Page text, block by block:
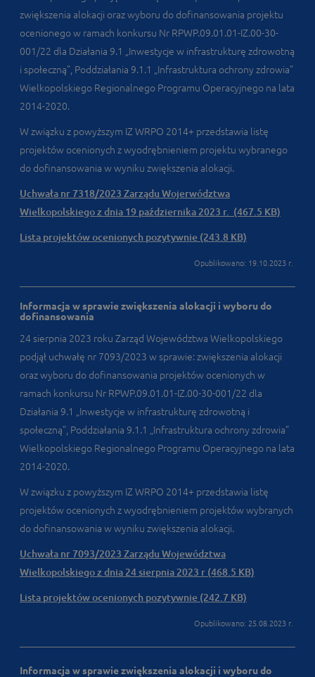
zwiększenia alokacji oraz wyboru do dofinansowania projektu
ocenionego w ramach konkursu Nr RPWP.09.01.01-IZ.00-30-
001/22 dla Działania 9.1 „Inwestycje w infrastrukturę zdrowotną
i społeczną”, Poddziałania 9.1.1 „Infrastruktura ochrony zdrowia”
Wielkopolskiego Regionalnego Programu Operacyjnego na lata
2014-2020.
W związku z powyższym IZ WRPO 2014+ przedstawia listę
projektów ocenionych z wyodrębnieniem projektu wybranego
do dofinansowania w wyniku zwiększenia alokacji.
Uchwała nr 7318/2023 Zarządu Wojerwództwa
Wielkopolskiego z dnia 19 października 2023 r. (467.5 KB)
Lista projektów ocenionych pozytywnie (243.8 KB)
Opublikowano: 19.10.2023 r.
Informacja w sprawie zwiększenia alokacji i wyboru do
dofinansowania
24 sierpnia 2023 roku Zarząd Województwa Wielkopolskiego
podjął uchwałę nr 7093/2023 w sprawie: zwiększenia alokacji
oraz wyboru do dofinansowania projektów ocenionych w
ramach konkursu Nr RPWP.09.01.01-IZ.00-30-001/22 dla
Działania 9.1 „Inwestycje w infrastrukturę zdrowotną i
społeczną”, Poddziałania 9.1.1 „Infrastruktura ochrony zdrowia”
Wielkopolskiego Regionalnego Programu Operacyjnego na lata
2014-2020.
W związku z powyższym IZ WRPO 2014+ przedstawia listę
projektów ocenionych z wyodrębnieniem projektów wybranych
do dofinansowania w wyniku zwiększenia alokacji.
Uchwała nr 7093/2023 Zarządu Województwa
Wielkopolskiego z dnia 24 sierpnia 2023 r (468.5 KB)
Lista projektów ocenionych pozytywnie (242.7 KB)
Opublikowano: 25.08.2023 r.
Informacja w sprawie zwiększenia alokacji i wyboru do